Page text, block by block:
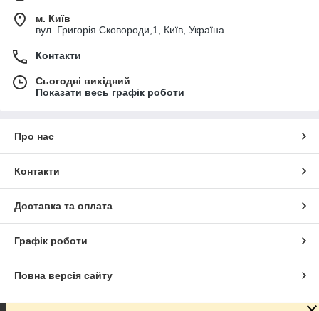
м. Київ
вул. Григорія Сковороди,1, Київ, Україна
Контакти
Сьогодні вихідний
Показати весь графік роботи
Про нас
Контакти
Доставка та оплата
Графік роботи
Повна версія сайту